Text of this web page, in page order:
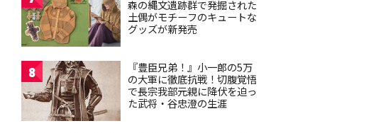
森の縄文遺跡群で発掘された
土偶がモチーフのキュートな
グッズが新発売
8
『豊臣兄弟！』小一郎の5万
の大軍に徹底抗戦！切腹覚悟
で長宗我部元親に降伏を迫っ
た武将・谷忠澄の生涯